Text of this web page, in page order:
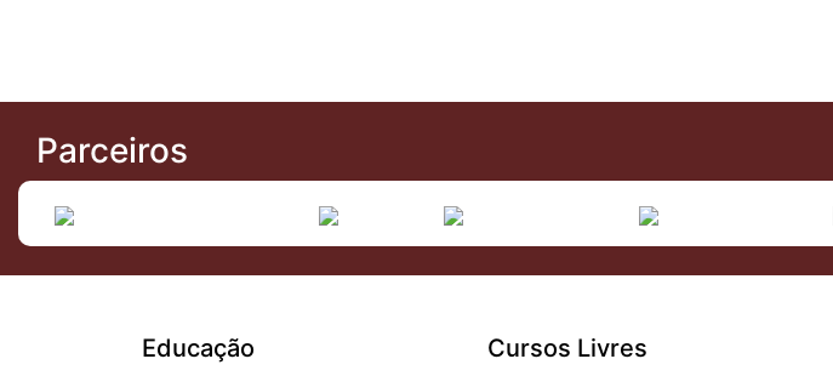
Parceiros
Educação Cursos Livres